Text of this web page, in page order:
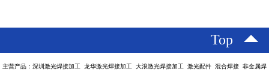
Top
主营产品：深圳激光焊接加工 龙华激光焊接加工 大浪激光焊接加工 激光配件 混合焊接 非金属焊